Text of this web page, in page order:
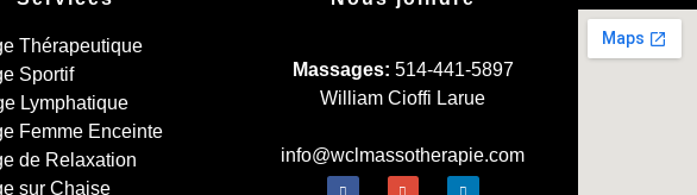
Thérapeutique
Sportif
Lymphatique
Femme Enceinte
de Relaxation
sur Chaise
Massages: 514-441-5897
William Cioffi Larue
info@wclmassotherapie.com